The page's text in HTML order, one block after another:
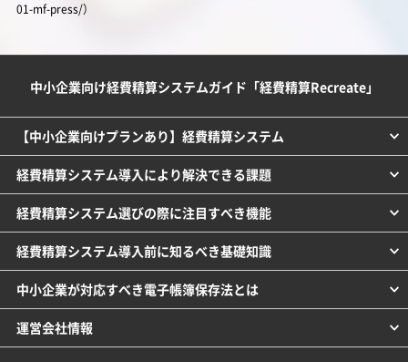
01-mf-press/）
中小企業向け経費精算システムガイド「経費精算Recreate」
【中小企業向けプランあり】経費精算システム
経費精算システム導入により解決できる課題
経費精算システム選びの際に注目すべき機能
経費精算システム導入前に知るべき基礎知識
中小企業が対応すべき電子帳簿保存法とは
運営会社情報